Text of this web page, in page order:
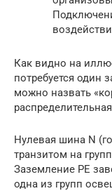
Как видно на
потребуется один
можно назвать
Нулевая шина N
транзитом на
Заземление PE
одна из групп